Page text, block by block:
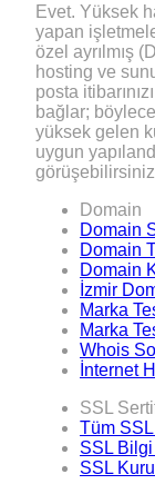
Evet. Yüksek
yapan
özel ayrılmış
hosting ve
posta
bağlar;
yüksek gelen
uygun
Domain
Domain
Domain
Domain
İzmir
Marka
Marka
Whois
İnternet
SSL
Tüm SSL
SSL Bilgi
SSL